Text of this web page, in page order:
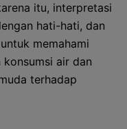
itu, interpretasi
hati-hati, dan
memahami
air dan
terhadap